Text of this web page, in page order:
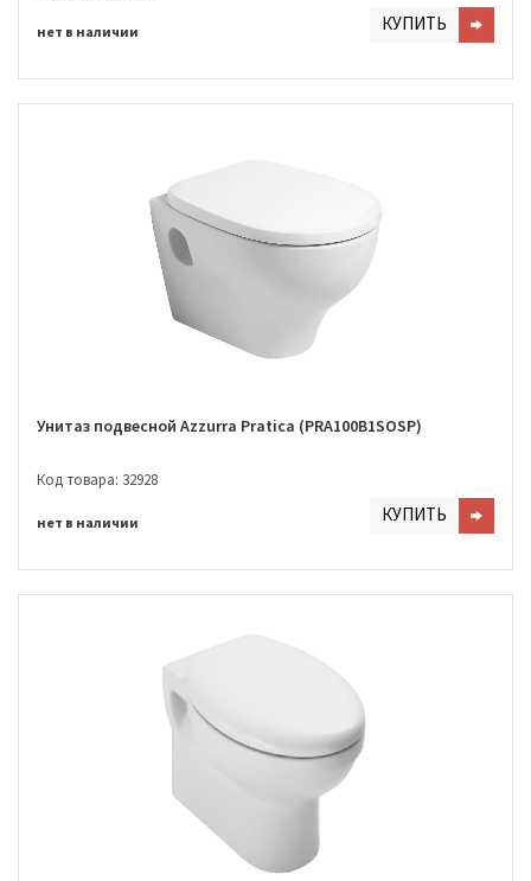
нет в наличии КУПИТЬ
Унитаз подвесной Azzurra Pratica (PRA100B1SOSP)
Код товара: 32928
нет в наличии КУПИТЬ